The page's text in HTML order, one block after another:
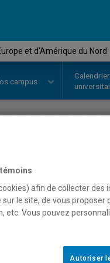
et d'Amérique du Nord
campus
du
afin de collecter
le site, de vous proposer
etc. Vous pouvez
Autoriser